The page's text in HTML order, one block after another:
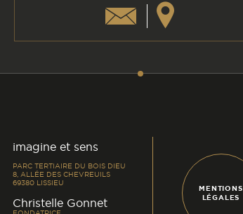
imagine et sens
PARC TERTIAIRE DU BOIS DIEU
8, ALLÉE DES CHEVREUILS
69380 LISSIEU
Christelle Gonnet-
MENTIONS
LÉGALES